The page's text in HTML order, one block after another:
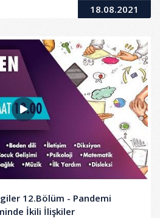
18.08.2021
12.Bölüm - Pandemi
İkili İlişkiler